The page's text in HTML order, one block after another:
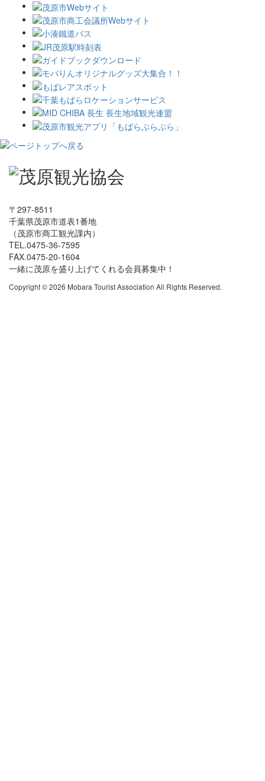
〒297-8511
千葉県茂原市道表1番地
（茂原市商工観光課内）
TEL.0475-36-7595
FAX.0475-20-1604
一緒に茂原を盛り上げてくれる会員募集中！
Copyright © 2026 Mobara Tourist Association All Rights Reserved.